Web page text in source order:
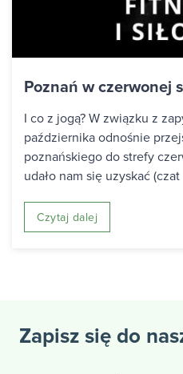
Poznań w czerwonej
I co z jogą? W związku z
października odnośnie
poznańskiego do strefy
udało nam się uzyskać (czat
Czytaj dalej
Zapisz się do